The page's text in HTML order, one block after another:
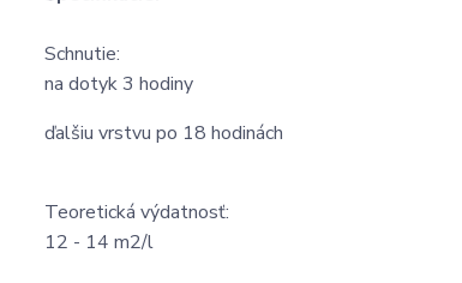
Schnutie:
na dotyk 3 hodiny
ďalšiu vrstvu po 18 hodinách
Teoretická výdatnosť:
12 - 14 m2/l